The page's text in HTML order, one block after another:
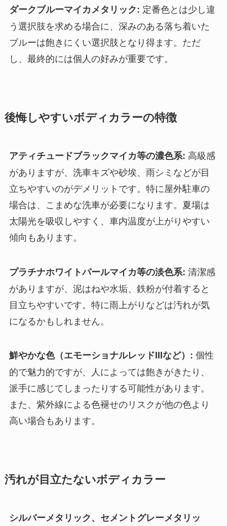
ダークブルーマイカメタリック: 定番色とは少し違
う選択肢を求める場合に、深みのある落ち着いた
ブルーは飽きにくい選択肢となり得ます。ただ
し、最終的には個人の好みが重要です。
後悔しやすいボディカラーの特徴
アティチュードブラックマイカ等の濃色系: 高級感
がありますが、洗車キズや砂埃、雨シミなどが目
立ちやすいのがデメリットです。特に屋外駐車の
場合は、こまめな洗車が必要になります。夏場は
太陽光を吸収しやすく、車内温度が上がりやすい
傾向もあります。
プラチナホワイトパールマイカ等の淡色系: 清潔感
がありますが、泥はねや水垢、鉄粉が付着すると
目立ちやすいです。特に雨上がりなどは汚れが気
になるかもしれません。
鮮やかな色（エモーショナルレッドIIIなど）: 個性
的で魅力的ですが、人によっては飽きがきたり、
派手に感じてしまったりする可能性があります。
また、紫外線による色褪せのリスクが他の色より
高い場合もあります。
汚れが目立たないボディカラー
シルバーメタリック、セメントグレーメタリッ